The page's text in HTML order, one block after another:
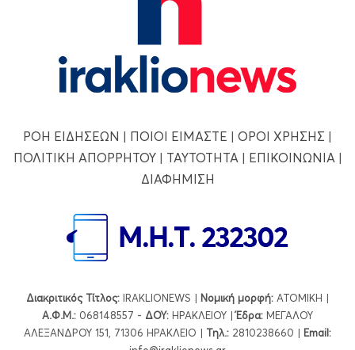
ΡΟΗ ΕΙΔΗΣΕΩΝ | ΠΟΙΟΙ ΕΙΜΑΣΤΕ | ΟΡΟΙ ΧΡΗΣΗΣ |
ΠΟΛΙΤΙΚΗ ΑΠΟΡΡΗΤΟΥ| ΤΑΥΤΟΤΗΤΑ| ΕΠΙΚΟΙΝΩΝΙΑ|
ΔΙΑΦΗΜΙΣΗ
Διακριτικός Τίτλος: IRAKLIONEWS | Νομική μορφή: ΑΤΟΜΙΚΗ |
Α.Φ.Μ.: 068148557 - ΔΟΥ: ΗΡΑΚΛΕΙΟΥ |Έδρα: ΜΕΓΑΛΟΥ
ΑΛΕΞΑΝΔΡΟΥ 151, 71306 ΗΡΑΚΛΕΙΟ | Τηλ.: 2810238660 | Εmail: